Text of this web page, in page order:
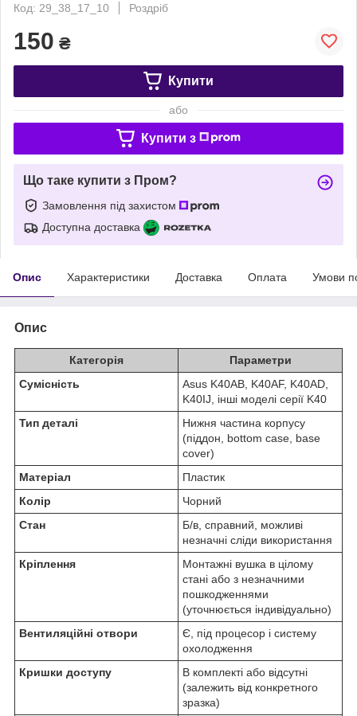
Код: 29_38_17_10
Роздріб
150 ₴
Купити
або
Купити з
Що таке купити з Пром?
Замовлення під захистом
Доступна доставка
Опис Характеристики Доставка Оплата Умови
Опис
Категорія
Параметри
Сумісність
Asus K40AB, K40AF, K40AD,
K40IJ, інші моделі серії K40
Тип деталі
Нижня частина корпусу
(піддон, bottom case, base
cover)
Матеріал
Пластик
Колір
Чорний
Стан
Б/в, справний, можливі
незначні сліди використання
Кріплення
Монтажні вушка в цілому
стані або з незначними
пошкодженнями
(уточнюється індивідуально)
Вентиляційні отвори
Є, під процесор і систему
охолодження
Кришки доступу
В комплекті або відсутні
(залежить від конкретного
зразка)